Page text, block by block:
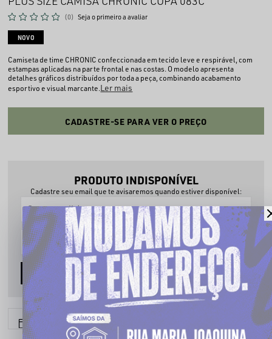
(0) Seja o primeiro a avaliar
NOVO
Camiseta de time CHRONIC confeccionada em tecido leve e respirável, com
estampas aplicadas na parte frontal e nas costas. O modelo apresenta
detalhes gráficos distribuídos por toda a peça, combinando acabamento
esportivo e visual marcante.Ler mais
CADASTRE-SE PARA VER O PREÇO
PRODUTO INDISPONÍVEL
Cadastre seu email que te avisaremos quando estiver disponível:
AVISE-ME
Parcele em até